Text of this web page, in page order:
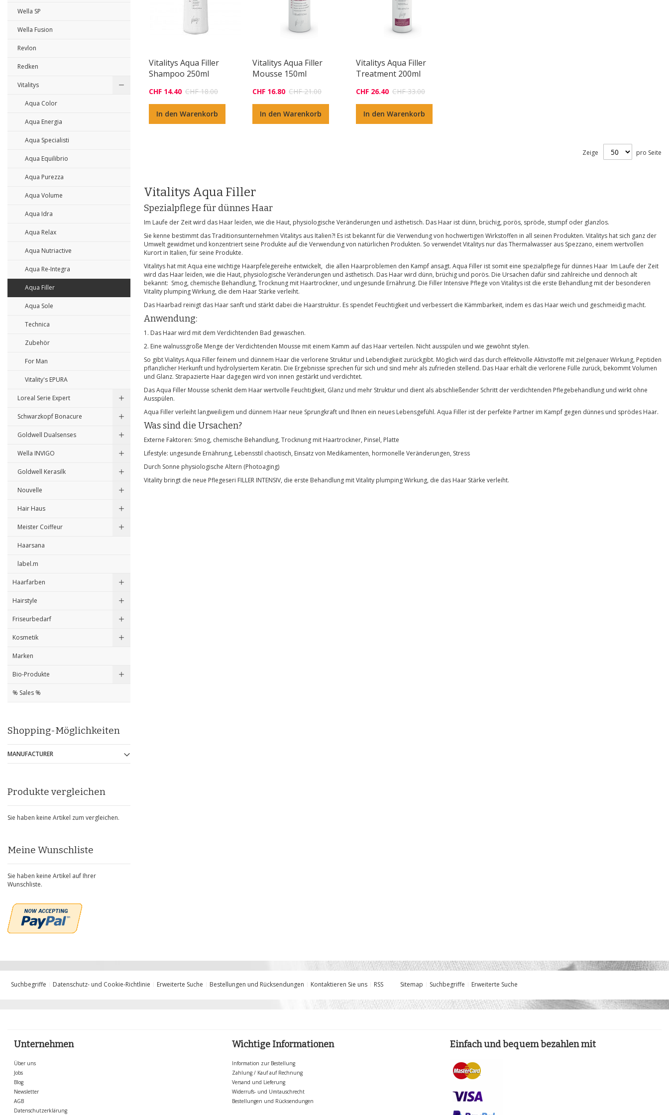
Vitalitys Aqua Filler
Shampoo 250ml
CHF 14.40 CHF 18.00
In den Warenkorb
Vitalitys Aqua Filler
Mousse 150ml
CHF 16.80 CHF 21.00
In den Warenkorb
Vitalitys Aqua Filler
Treatment 200ml
CHF 26.40 CHF 33.00
In den Warenkorb
Zeige pro Seite
Vitalitys Aqua Filler
Spezialpflege für dünnes Haar
Im Laufe der Zeit wird das Haar leiden, wie die Haut, physiologische Veränderungen und ästhetisch. Das Haar ist dünn, brüchig, porös, spröde, stumpf oder glanzlos.
Sie kenne bestimmt das Traditionsunternehmen Vitalitys aus Italien?! Es ist bekannt für die Verwendung von hochwertigen Wirkstoffen in all seinen Produkten. Vitalitys hat sich ganz der
Umwelt gewidmet und konzentriert seine Produkte auf die Verwendung von natürlichen Produkten. So verwendet Vitalitys nur das Thermalwasser aus Spezzano, einem wertvollen
Kurort in Italien, für seine Produkte.
Vitalitys hat mit Aqua eine wichtige Haarpfelegereihe entwickelt, die allen Haarproblemen den Kampf ansagt. Aqua Filler ist somit eine spezialpflege für dünnes Haar Im Laufe der Zeit
wird das Haar leiden, wie die Haut, physiologische Veränderungen und ästhetisch. Das Haar wird dünn, brüchig und porös. Die Ursachen dafür sind zahlreiche und dennoch alt
bekannt: Smog, chemische Behandlung, Trocknung mit Haartrockner, und ungesunde Ernährung. Die Filler Intensive Pflege von Vitalitys ist die erste Behandlung mit der besonderen
Vitality plumping Wirkung, die dem Haar Stärke verleiht.
Das Haarbad reinigt das Haar sanft und stärkt dabei die Haarstruktur. Es spendet Feuchtigkeit und verbessert die Kämmbarkeit, indem es das Haar weich und geschmeidig macht.
Anwendung:
1. Das Haar wird mit dem Verdichtenden Bad gewaschen.
2. Eine walnussgroße Menge der Verdichtenden Mousse mit einem Kamm auf das Haar verteilen. Nicht ausspülen und wie gewöhnt stylen.
So gibt Vialitys Aqua Filler feinem und dünnem Haar die verlorene Struktur und Lebendigkeit zurückgibt. Möglich wird das durch effektvolle Aktivstoffe mit zielgenauer Wirkung, Peptiden
pflanzlicher Herkunft und hydrolysiertem Keratin. Die Ergebnisse sprechen für sich und sind mehr als zufrieden stellend. Das Haar erhält die verlorene Fülle zurück, bekommt Volumen
und Glanz. Strapazierte Haar dagegen wird von innen gestärkt und verdichtet.
Das Aqua Filler Mousse schenkt dem Haar wertvolle Feuchtigkeit, Glanz und mehr Struktur und dient als abschließender Schritt der verdichtenden Pflegebehandlung und wirkt ohne
Ausspülen.
Aqua Filler verleiht langweiligem und dünnem Haar neue Sprungkraft und Ihnen ein neues Lebensgefühl. Aqua Filler ist der perfekte Partner im Kampf gegen dünnes und sprödes Haar.
Was sind die Ursachen?
Externe Faktoren: Smog, chemische Behandlung, Trocknung mit Haartrockner, Pinsel, Platte
Lifestyle: ungesunde Ernährung, Lebensstil chaotisch, Einsatz von Medikamenten, hormonelle Veränderungen, Stress
Durch Sonne physiologische Altern (Photoaging)
Vitality bringt die neue Pflegeseri FILLER INTENSIV, die erste Behandlung mit Vitality plumping Wirkung, die das Haar Stärke verleiht.
Wella SP
Wella Fusion
Revlon
Redken
Vitalitys
Aqua Color
Aqua Energia
Aqua Specialisti
Aqua Equilibrio
Aqua Purezza
Aqua Volume
Aqua Idra
Aqua Relax
Aqua Nutriactive
Aqua Re-Integra
Aqua Filler
Aqua Sole
Technica
Zubehör
For Man
Vitality's EPURA
Loreal Serie Expert
Schwarzkopf Bonacure
Goldwell Dualsenses
Wella INVIGO
Goldwell Kerasilk
Nouvelle
Hair Haus
Meister Coiffeur
Haarsana
label.m
Haarfarben
Hairstyle
Friseurbedarf
Kosmetik
Marken
Bio-Produkte
% Sales %
Shopping-Möglichkeiten
MANUFACTURER
Produkte vergleichen
Sie haben keine Artikel zum vergleichen.
Meine Wunschliste
Sie haben keine Artikel auf Ihrer
Wunschliste.
Suchbegriffe Datenschutz- und Cookie-Richtlinie Erweiterte Suche Bestellungen und Rücksendungen Kontaktieren Sie uns RSS Sitemap Suchbegriffe Erweiterte Suche
Unternehmen
Über uns
Jobs
Blog
Newsletter
AGB
Datenschutzerklärung
Wichtige Informationen
Information zur Bestellung
Zahlung / Kauf auf Rechnung
Versand und Lieferung
Widerrufs- und Umtauschrecht
Bestellungen und Rücksendungen
Einfach und bequem bezahlen mit